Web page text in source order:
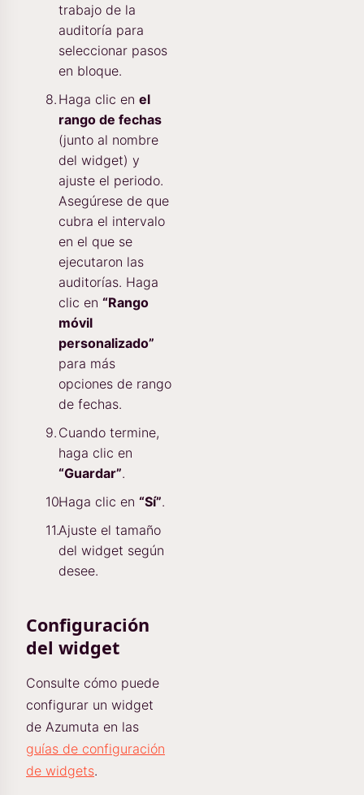
trabajo de la
auditoría para
seleccionar pasos
en bloque.
Haga clic en el
rango de fechas
(junto al nombre
del widget) y
ajuste el periodo.
Asegúrese de que
cubra el intervalo
en el que se
ejecutaron las
auditorías. Haga
clic en “Rango
móvil
personalizado”
para más
opciones de rango
de fechas.
Cuando termine,
haga clic en
“Guardar”.
Haga clic en “Sí”.
Ajuste el tamaño
del widget según
desee.
Configuración
del widget
Consulte cómo puede
configurar un widget
de Azumuta en las
guías de configuración
de widgets.